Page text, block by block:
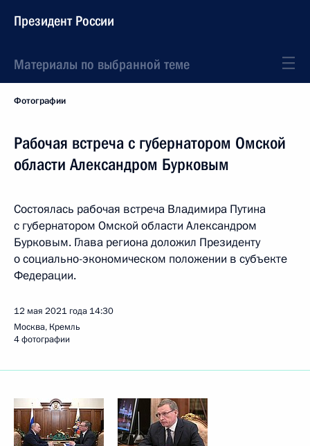
Президент России
Материалы по выбранной теме
Фотографии
Рабочая встреча с губернатором Омской
области Александром Бурковым
Состоялась рабочая встреча Владимира Путина
с губернатором Омской области Александром
Бурковым. Глава региона доложил Президенту
о социально-экономическом положении в субъекте
Федерации.
12 мая 2021 года 14:30
Москва, Кремль
4 фотографии